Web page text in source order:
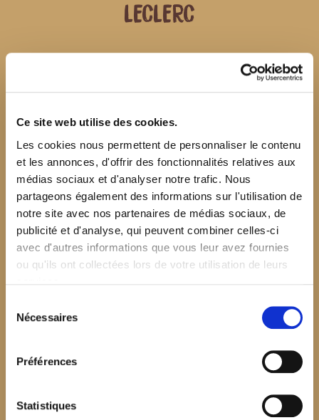
Ce site web utilise des cookies.
Les cookies nous permettent de personnaliser le contenu
et les annonces, d'offrir des fonctionnalités relatives aux
médias sociaux et d'analyser notre trafic. Nous
partageons également des informations sur l'utilisation de
notre site avec nos partenaires de médias sociaux, de
publicité et d'analyse, qui peuvent combiner celles-ci
avec d'autres informations que vous leur avez fournies
ou qu'ils ont collectées lors de votre utilisation de leurs
Nécessaires
Préférences
Statistiques
LECLERC